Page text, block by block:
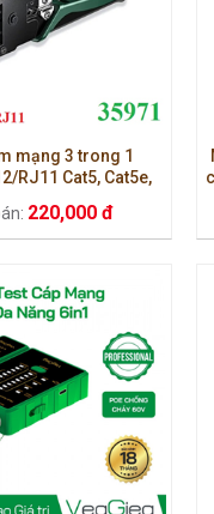
mạng 3 trong 1
RJ11 Cat5, Cat5e,
220,000 đ